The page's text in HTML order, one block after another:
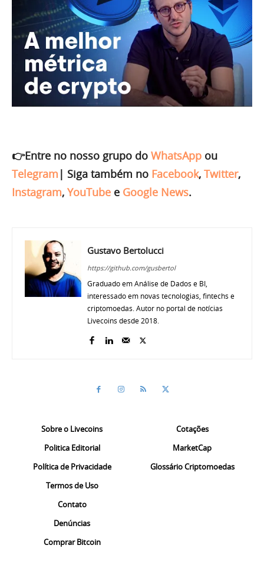
👉Entre no nosso grupo do WhatsApp ou
Telegram | Siga também no Facebook, Twitter,
Instagram, YouTube e Google News.
Gustavo Bertolucci
https://github.com/gusbertol
Graduado em Análise de Dados e BI,
interessado em novas tecnologias, fintechs e
criptomoedas. Autor no portal de notícias
Livecoins desde 2018.
Sobre o Livecoins
Politica Editorial
Política de Privacidade
Termos de Uso
Contato
Denúncias
Comprar Bitcoin
Cotações
MarketCap
Glossário Criptomoedas